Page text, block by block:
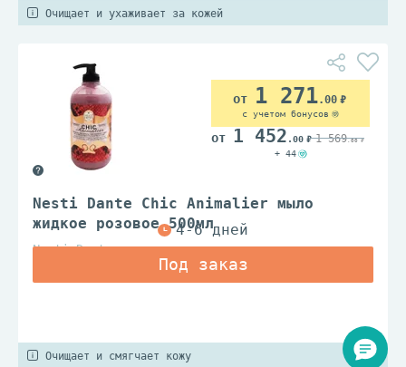
Очищает и ухаживает за кожей
Nesti Dante Chic Animalier мыло
жидкое розовое 500мл
Nesti Dante
1 271.00
с учетом бонусов
1 452 .00 1 569.00
+ 44
Очищает и смягчает кожу